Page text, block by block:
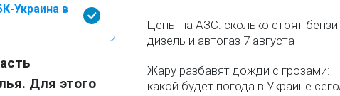
Украина в
Для этого
Цены на АЗС: сколько стоят
дизель и автогаз 7 августа
Жару разбавят дожди с грозами:
какой будет погода в Украине